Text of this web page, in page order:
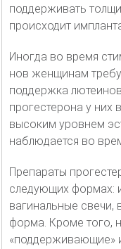
поддерживать
происходит
Иногда во время
нов женщинам
поддержка
прогестерона у
высоким уровнем
наблюдается во
Препараты
следующих формах:
вагинальные свечи,
форма. Кроме того,
«поддерживающие»